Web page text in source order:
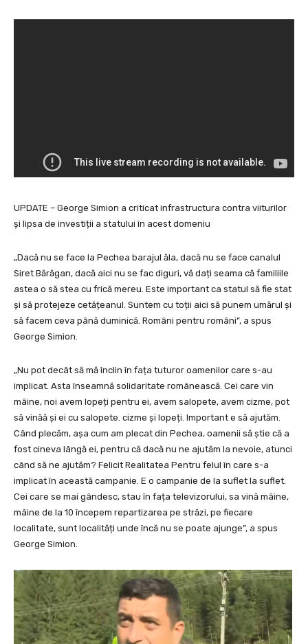
UPDATE – George Simion a criticat infrastructura contra viiturilor
și lipsa de investiții a statului în acest domeniu
„Dacă nu se face la Pechea barajul ăla, dacă nu se face canalul
Siret Bărăgan, dacă aici nu se fac diguri, vă dați seama că familiile
astea o să stea cu frică mereu. Este important ca statul să fie stat
și să protejeze cetățeanul. Suntem cu toții aici să punem umărul și
să facem ceva până duminică. Români pentru români”, a spus
George Simion.
„Nu pot decât să mă înclin în fața tuturor oamenilor care s-au
implicat. Asta înseamnă solidaritate românească. Cei care vin
mâine, noi avem lopeți pentru ei, avem salopete, avem cizme, pot
să vinăă și ei cu salopete. cizme și lopeți. Important e să ajutăm.
Când plecăm, așa cum am plecat din Pechea, oamenii să știe că a
fost cineva lângă ei, pentru că dacă nu ne ajutăm la nevoie, atunci
când să ne ajutăm? Felicit Realitatea Pentru felul în care s-a
implicat în această campanie. E o campanie de la suflet la suflet.
Cei care se mai gândesc, stau în fața televizorului, sa vină mâine,
mâine de la 10 începem repartizarea pe străzi, pe fiecare
localitate, sunt localități unde încă nu se poate ajunge”, a spus
George Simion.